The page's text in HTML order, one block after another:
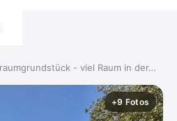
- viel Raum in der…
+9 Fotos